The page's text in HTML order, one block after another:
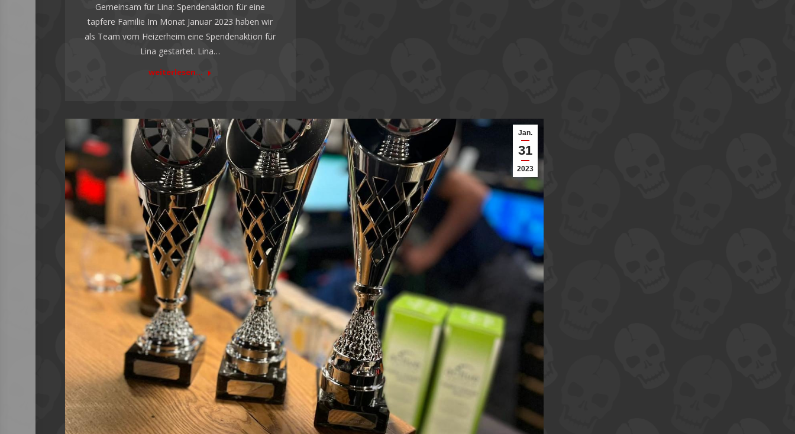
Gemeinsam für Lina: Spendenaktion für eine
tapfere Familie Im Monat Januar 2023 haben wir
als Team vom Heizerheim eine Spendenaktion für
Lina gestartet. Lina…
weiterlesen...
Jan.
31
2023